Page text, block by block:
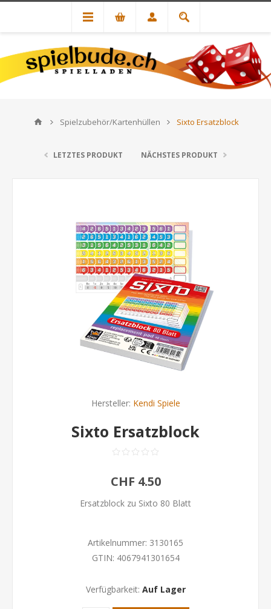
Spielzubehör/Kartenhüllen Sixto Ersatzblock
LETZTES PRODUKT NÄCHSTES PRODUKT
Hersteller: Kendi Spiele
Sixto Ersatzblock
CHF 4.50
Ersatzblock zu Sixto 80 Blatt
Artikelnummer: 3130165
GTIN: 4067941301654
Verfügbarkeit: Auf Lager